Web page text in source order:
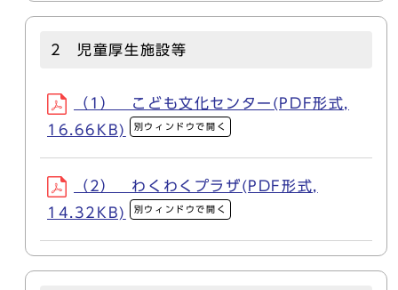
2 児童厚生施設等
（1） こども文化センター(PDF形式,
16.66KB)
別ウィンドウで開く
（2） わくわくプラザ(PDF形式,
14.32KB)
別ウィンドウで開く